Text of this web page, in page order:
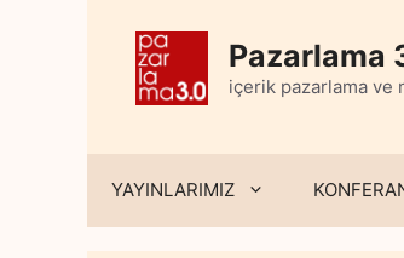
Pazarlama
içerik pazarlama ve
YAYINLARIMIZ